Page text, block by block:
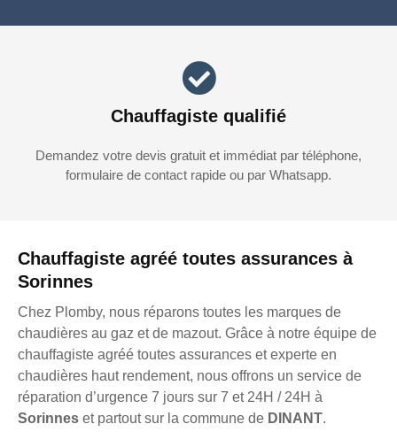
Chauffagiste agréé toutes assurances à
Sorinnes
Chez Plomby, nous réparons toutes les marques de
chaudières au gaz et de mazout. Grâce à notre équipe de
chauffagiste agréé toutes assurances et experte en
chaudières haut rendement, nous offrons un service de
réparation d’urgence 7 jours sur 7 et 24H / 24H à
Sorinnes et partout sur la commune de DINANT.
Chauffagiste qualifié
Demandez votre devis gratuit et immédiat par téléphone,
formulaire de contact rapide ou par Whatsapp.